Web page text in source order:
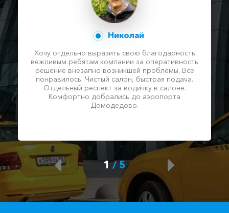
Николай
Хочу отдельно выразить свою благодарность
вежливым ребятам компании за оперативность
решение внезапно возникшей проблемы. Все
понравилось. Чистый салон, быстрая подача.
Отдельный респект за водичку в салоне.
Комфортно добрались до аэропорта
Домодедово.
1/ 5